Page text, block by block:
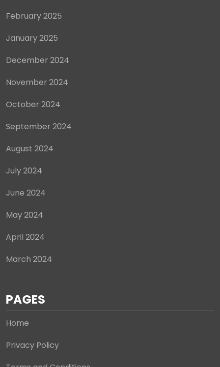
February 2025
January 2025
December 2024
November 2024
October 2024
September 2024
August 2024
July 2024
June 2024
May 2024
April 2024
March 2024
PAGES
Home
Privacy Policy